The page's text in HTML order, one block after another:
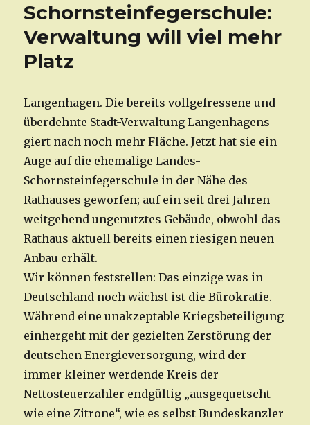
Schornsteinfegerschule:
Verwaltung will viel mehr
Platz
Langenhagen. Die bereits vollgefressene und
überdehnte Stadt-Verwaltung Langenhagens
giert nach noch mehr Fläche. Jetzt hat sie ein
Auge auf die ehemalige Landes-
Schornsteinfegerschule in der Nähe des
Rathauses geworfen; auf ein seit drei Jahren
weitgehend ungenutztes Gebäude, obwohl das
Rathaus aktuell bereits einen riesigen neuen
Anbau erhält.
Wir können feststellen: Das einzige was in
Deutschland noch wächst ist die Bürokratie.
Während eine unakzeptable Kriegsbeteiligung
einhergeht mit der gezielten Zerstörung der
deutschen Energieversorgung, wird der
immer kleiner werdende Kreis der
Nettosteuerzahler endgültig „ausgequetscht
wie eine Zitrone“, wie es selbst Bundeskanzler